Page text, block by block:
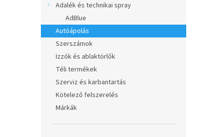
Adalék és technikai spray
AdBlue
Autóápolás
Szerszámok
Izzók és ablaktörlők
Téli termékek
Szerviz és karbantartás
Kötelező felszerelés
Márkák